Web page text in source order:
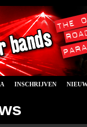
INSCHRIJVEN